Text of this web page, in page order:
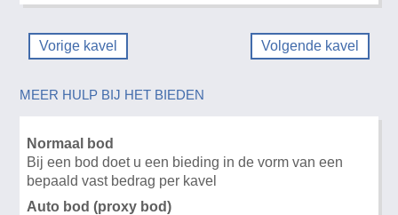
Vorige kavel Volgende kavel
MEER HULP BIJ HET BIEDEN
Normaal bod
Bij een bod doet u een bieding in de vorm van een
bepaald vast bedrag per kavel
Auto bod (proxy bod)